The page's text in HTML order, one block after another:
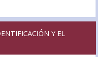
Y EL